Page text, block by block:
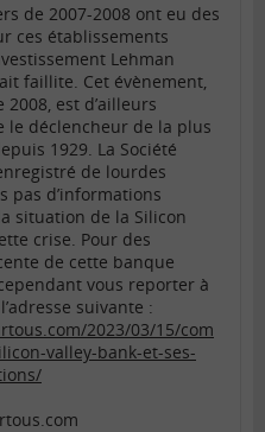
de 2007-2008 ont eu des
ces établissements
Lehman
faillite. Cet évènement,
est d’ailleurs
le déclencheur de la plus
1929. La Société
de lourdes
pas d’informations
situation de la Silicon
crise. Pour des
de cette banque
vous reporter à
suivante :
2023/03/15/com
valley-bank-et-ses-